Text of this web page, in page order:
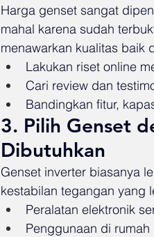
Harga genset sangat
mahal karena sudah
menawarkan kualitas baik
Lakukan riset online
Cari review dan
Bandingkan fitur,
3. Pilih Genset
Dibutuhkan
Genset inverter biasanya
kestabilan tegangan yang
Peralatan elektronik
Penggunaan di